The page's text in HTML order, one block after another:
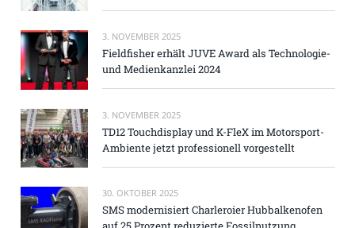
3. NOVEMBER 2025
Fieldfisher erhält JUVE Award als Technologie-
und Medienkanzlei 2024
3. NOVEMBER 2025
TD12 Touchdisplay und K-FleX im Motorsport-
Ambiente jetzt professionell vorgestellt
30. OKTOBER 2025
SMS modernisiert Charleroier Hubbalkenofen